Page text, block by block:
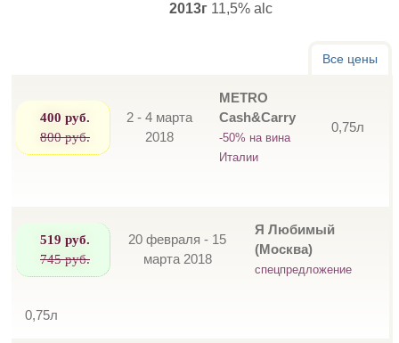
2013г 11,5% alc
Все цены
400 руб.
800 руб.
2 - 4 марта
2018
METRO
Cash&Carry
-50% на вина
Италии
0,75л
519 руб.
745 руб.
20 февраля - 15
марта 2018
Я Любимый
(Москва)
спецпредложение
0,75л